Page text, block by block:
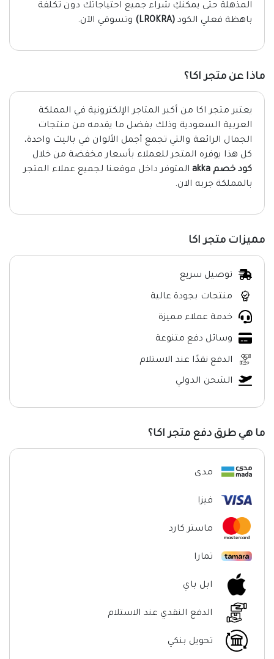
المذهلة حتى يمكنكِ شراء جميع احتياجاتك دون تكلفة
باهظة فعلي الكود (LROKRA) وتسوقي الآن.
ماذا عن متجر اكا؟
يعتبر متجر اكا من أكبر المتاجر الإلكترونية في المملكة
العربية السعودية وذلك بفضل ما يقدمه من منتجات
الجمال الرائعة والتي تجمع أجمل الألوان في باليت واحدة،
كل هذا يوفره المتجر للعملاء بأسعار مخفضة من خلال
كود خصم akka
المتوفر داخل موقعنا لجميع عملاء المتجر
بالمملكة جربه الان.
مميزات متجر اكا
توصيل سريع
منتجات بجودة عالية
خدمة عملاء مميزة
وسائل دفع متنوعة
الدفع نقدًا عند الاستلام
الشحن الدولي
ما هي طرق دفع متجر اكا؟
مدى
فيزا
ماستر كارد
تمارا
ابل باي
الدفع النقدي عند الاستلام
تحويل بنكي